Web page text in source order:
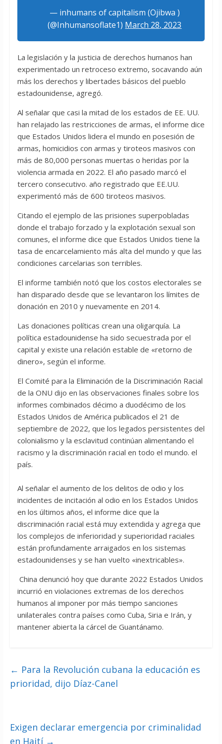
— inhumans of capitalism (Ojibwa )
(@Inhumansoflate1) March 28, 2023
La legislación y la justicia de derechos humanos han
experimentado un retroceso extremo, socavando aún
más los derechos y libertades básicos del pueblo
estadounidense, agregó.
Al señalar que casi la mitad de los estados de EE. UU.
han relajado las restricciones de armas, el informe dice
que Estados Unidos lidera el mundo en posesión de
armas, homicidios con armas y tiroteos masivos con
más de 80,000 personas muertas o heridas por la
violencia armada en 2022. El año pasado marcó el
tercero consecutivo. año registrado que EE.UU.
experimentó más de 600 tiroteos masivos.
Citando el ejemplo de las prisiones superpobladas
donde el trabajo forzado y la explotación sexual son
comunes, el informe dice que Estados Unidos tiene la
tasa de encarcelamiento más alta del mundo y que las
condiciones carcelarias son terribles.
El informe también notó que los costos electorales se
han disparado desde que se levantaron los límites de
donación en 2010 y nuevamente en 2014.
Las donaciones políticas crean una oligarquía. La
política estadounidense ha sido secuestrada por el
capital y existe una relación estable de «retorno de
dinero», según el informe.
El Comité para la Eliminación de la Discriminación Racial
de la ONU dijo en las observaciones finales sobre los
informes combinados décimo a duodécimo de los
Estados Unidos de América publicados el 21 de
septiembre de 2022, que los legados persistentes del
colonialismo y la esclavitud continúan alimentando el
racismo y la discriminación racial en todo el mundo. el
país.
Al señalar el aumento de los delitos de odio y los
incidentes de incitación al odio en los Estados Unidos
en los últimos años, el informe dice que la
discriminación racial está muy extendida y agrega que
los complejos de inferioridad y superioridad raciales
están profundamente arraigados en los sistemas
estadounidenses y se han vuelto «inextricables».
China denunció hoy que durante 2022 Estados Unidos
incurrió en violaciones extremas de los derechos
humanos al imponer por más tiempo sanciones
unilaterales contra países como Cuba, Siria e Irán, y
mantener abierta la cárcel de Guantánamo.
← Para la Revolución cubana la educación es
prioridad, dijo Díaz-Canel
Exigen declarar emergencia por criminalidad
en Haití →